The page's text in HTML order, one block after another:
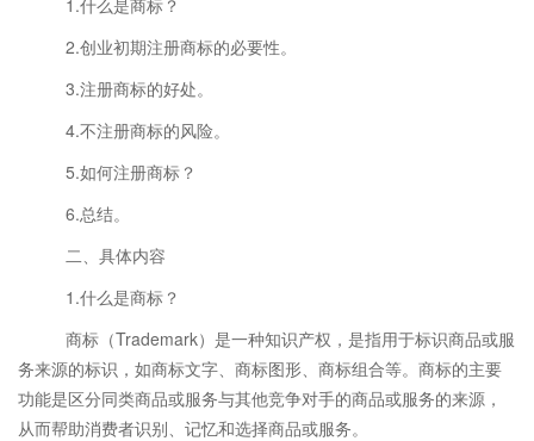
1.什么是商标？
2.创业初期注册商标的必要性。
3.注册商标的好处。
4.不注册商标的风险。
5.如何注册商标？
6.总结。
二、具体内容
1.什么是商标？
商标（Trademark）是一种知识产权，是指用于标识商品或服
务来源的标识，如商标文字、商标图形、商标组合等。商标的主要
功能是区分同类商品或服务与其他竞争对手的商品或服务的来源，
从而帮助消费者识别、记忆和选择商品或服务。